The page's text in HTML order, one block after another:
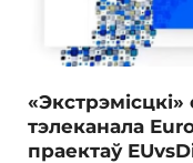
тэлеканала
праектаў